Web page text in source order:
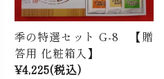
季の特選セット G-8 【贈
答用 化粧箱入】
¥4,225(税込)